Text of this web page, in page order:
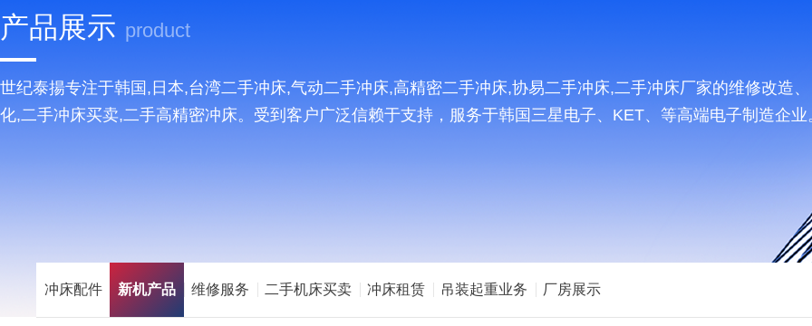
产品展示 product
世纪泰揚专注于韩国,日本,台湾二手冲床,气动二手冲床,高精密二手冲床,协易二手冲床,二手冲床厂家的维修改造
化,二手冲床买卖,二手高精密冲床。受到客户广泛信赖于支持，服务于韩国三星电子、KET、等高端电子制造企业
冲床配件 新机产品 维修服务 二手机床买卖 冲床租赁 吊装起重业务 厂房展示